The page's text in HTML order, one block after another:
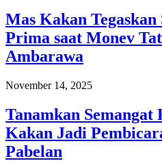
Mas Kakan
Prima saat Monev
Ambarawa
November 14, 2025
Tanamkan
Kakan Jadi
Pabelan